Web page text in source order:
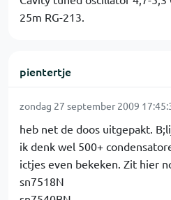
25m RG-213.
pientertje
zondag 27 september 2009
heb net de doos uitgepakt.
ik denk wel 500+
ictjes even bekeken. Zit hier
sn7518N